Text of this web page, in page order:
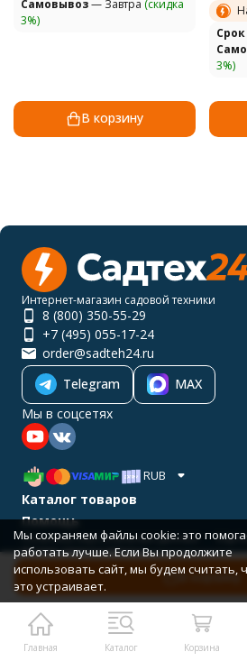
В корзину
Самовывоз— Завтра (скидка
3%)
В корзину
3%)
Главная Каталог Корзина
Интернет-магазин садовой техники
8 (800) 350-55-29
+7 (495) 055-17-24
order@sadteh24.ru
Telegram
MAX
Мы в соцсетях
RUB
Каталог товаров
Помощь
Политика персональных данных
© 2001-2026 САДТЕХ24
Разработано вbodysite.ru
Мы сохраняем файлы cookie: это
работать лучше. Если Вы продолжите
использовать сайт, мы будем считать,
это устраивает.